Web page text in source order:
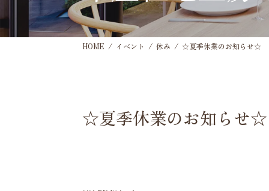
HOME イベント 休み ☆夏季休業のお知らせ☆
☆夏季休業のお知らせ☆